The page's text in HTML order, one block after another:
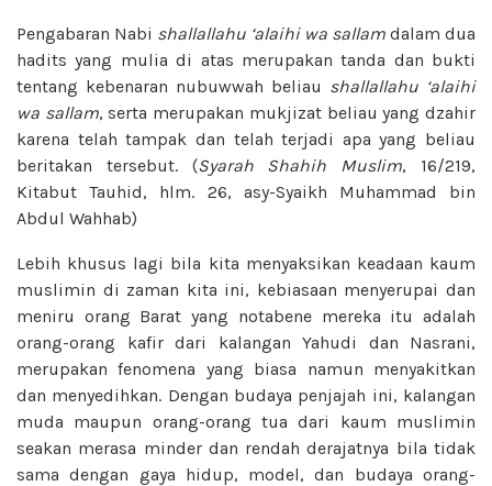
Pengabaran Nabi shallallahu ‘alaihi wa sallam dalam dua
hadits yang mulia di atas merupakan tanda dan bukti
tentang kebenaran nubuwwah beliau shallallahu ‘alaihi
wa sallam, serta merupakan mukjizat beliau yang dzahir
karena telah tampak dan telah terjadi apa yang beliau
beritakan tersebut. (Syarah Shahih Muslim, 16/219,
Kitabut Tauhid, hlm. 26, asy-Syaikh Muhammad bin
Abdul Wahhab)
Lebih khusus lagi bila kita menyaksikan keadaan kaum
muslimin di zaman kita ini, kebiasaan menyerupai dan
meniru orang Barat yang notabene mereka itu adalah
orang-orang kafir dari kalangan Yahudi dan Nasrani,
merupakan fenomena yang biasa namun menyakitkan
dan menyedihkan. Dengan budaya penjajah ini, kalangan
muda maupun orang-orang tua dari kaum muslimin
seakan merasa minder dan rendah derajatnya bila tidak
sama dengan gaya hidup, model, dan budaya orang-